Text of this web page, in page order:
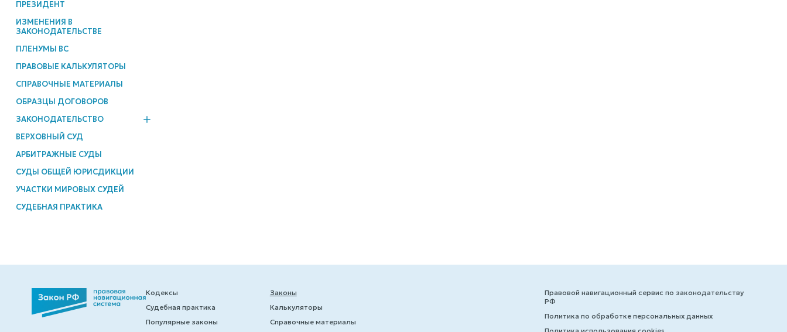
ПРЕЗИДЕНТ
ИЗМЕНЕНИЯ В
ЗАКОНОДАТЕЛЬСТВЕ
ПЛЕНУМЫ ВС
ПРАВОВЫЕ КАЛЬКУЛЯТОРЫ
СПРАВОЧНЫЕ МАТЕРИАЛЫ
ОБРАЗЦЫ ДОГОВОРОВ
ЗАКОНОДАТЕЛЬСТВО
ВЕРХОВНЫЙ СУД
АРБИТРАЖНЫЕ СУДЫ
СУДЫ ОБЩЕЙ ЮРИСДИКЦИИ
УЧАСТКИ МИРОВЫХ СУДЕЙ
СУДЕБНАЯ ПРАКТИКА
Кодексы
Судебная практика
Популярные законы
Законы
Калькуляторы
Справочные материалы
Правовой навигационный сервис по законодательству
РФ
Политика по обработке персональных данных